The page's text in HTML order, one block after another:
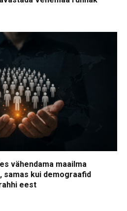
vähendama maailma
samas kui demograafid
eest